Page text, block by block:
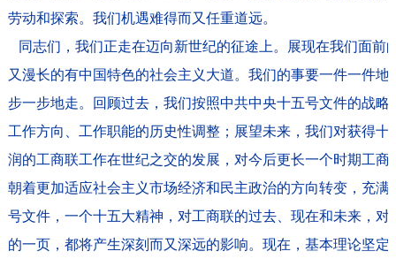
劳动和探索。我们机遇难得而又任重道远。
同志们，我们正走在迈向新世纪的征途上。展现在我们面前
又漫长的有中国特色的社会主义大道。我们的事要一件一件地
步一步地走。回顾过去，我们按照中共中央十五号文件的战略
工作方向、工作职能的历史性调整；展望未来，我们对获得十
润的工商联工作在世纪之交的发展，对今后更长一个时期工商
朝着更加适应社会主义市场经济和民主政治的方向转变，充满
号文件，一个十五大精神，对工商联的过去、现在和未来，对
的一页，都将产生深刻而又深远的影响。现在，基本理论坚定